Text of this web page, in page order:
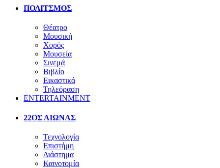
ΠΟΛΙΤΣΜΟΣ
Θέατρο
Μουσική
Χορός
Μουσεία
Σινεμά
Βιβλίο
Εικαστικά
Τηλεόραση
ENTERTAINMENT
22ΟΣ ΑΙΩΝΑΣ
Τεχνολογία
Επιστήμη
Διάστημα
Καινοτομία